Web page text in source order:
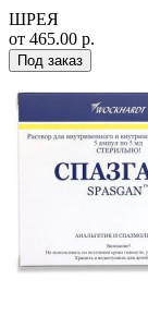
ШРЕЯ
от 465.00 р.
Под заказ